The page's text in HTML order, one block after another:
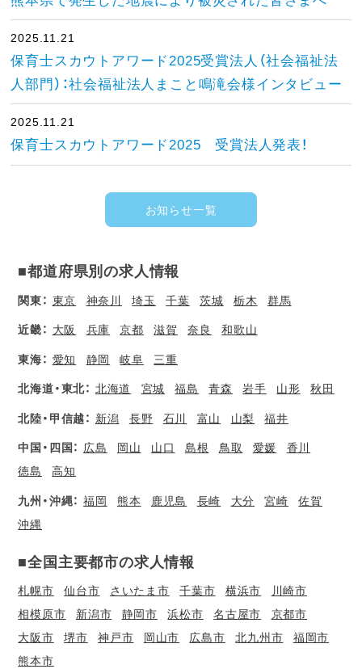
2025.11.21
保育士スカウトアワード2025受賞法人（社会福祉法
人部門）：社会福祉法人まこと鳴滝会様インタビュー
2025.11.21
保育士スカウトアワード2025 受賞法人発表！
お知らせ一覧
■都道府県別の求人情報
関東： 東京 神奈川 埼玉 千葉 茨城 栃木 群馬
近畿： 大阪 兵庫 京都 滋賀 奈良 和歌山
東海： 愛知 静岡 岐阜 三重
北海道・東北： 北海道 宮城 福島 青森 岩手 山形 秋田
北陸・甲信越： 新潟 長野 石川 富山 山梨 福井
中国・四国： 広島 岡山 山口 島根 鳥取 愛媛
香川
徳島
高知
九州・沖縄： 福岡 熊本 鹿児島 長崎 大分 宮崎
佐賀
沖縄
■全国主要都市の求人情報
札幌市 仙台市 さいたま市 千葉市 横浜市
川崎市
相模原市
新潟市 静岡市 浜松市 名古屋市
京都市
大阪市
堺市 神戸市 岡山市 広島市 北九州市
福岡市
熊本市